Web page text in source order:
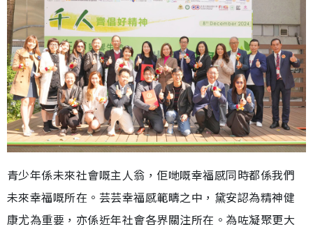
青少年係未來社會嘅主人翁，佢哋嘅幸福感同時都係我們
未來幸福嘅所在。芸芸幸福感範疇之中，黛安認為精神健
康尤為重要，亦係近年社會各界關注所在。為咗凝聚更大